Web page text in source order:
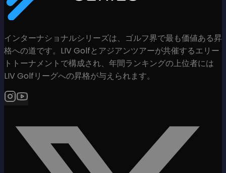
インターナショナルシリーズは、ゴルフ界で最も価値ある昇
格への道です。LIV Golfとアジアンツアーが共催するエリー
トトーナメントで構成され、年間ランキングの上位者には
LIV Golfリーグへの昇格が与えられます。